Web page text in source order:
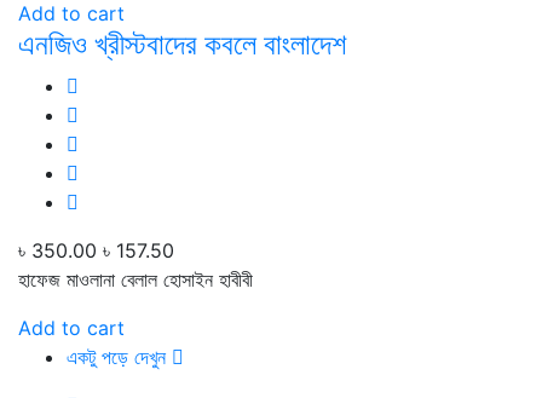
Add to cart
এনজিও খ্রীস্টবাদের কবলে বাংলাদেশ
৳ 350.00 ৳ 157.50
হাফেজ মাওলানা বেলাল হোসাইন হাবীবী
Add to cart
একটু পড়ে দেখুন